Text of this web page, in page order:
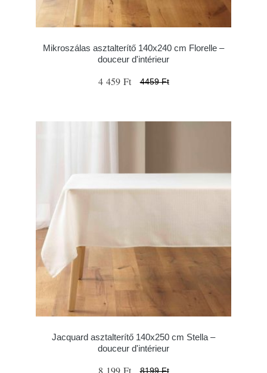
Mikroszálas asztalterítő 140x240 cm Florelle –
douceur d'intérieur
4 459 Ft 4459 Ft
Jacquard asztalterítő 140x250 cm Stella –
douceur d'intérieur
8 199 Ft 8199 Ft